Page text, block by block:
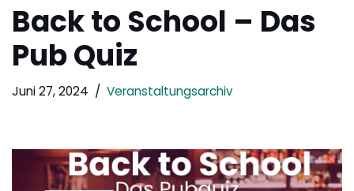
Back to School – Das
Pub Quiz
Juni 27, 2024 Veranstaltungsarchiv